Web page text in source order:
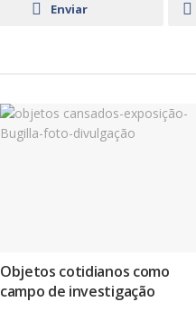
Enviar
Objetos cotidianos como
campo de investigação